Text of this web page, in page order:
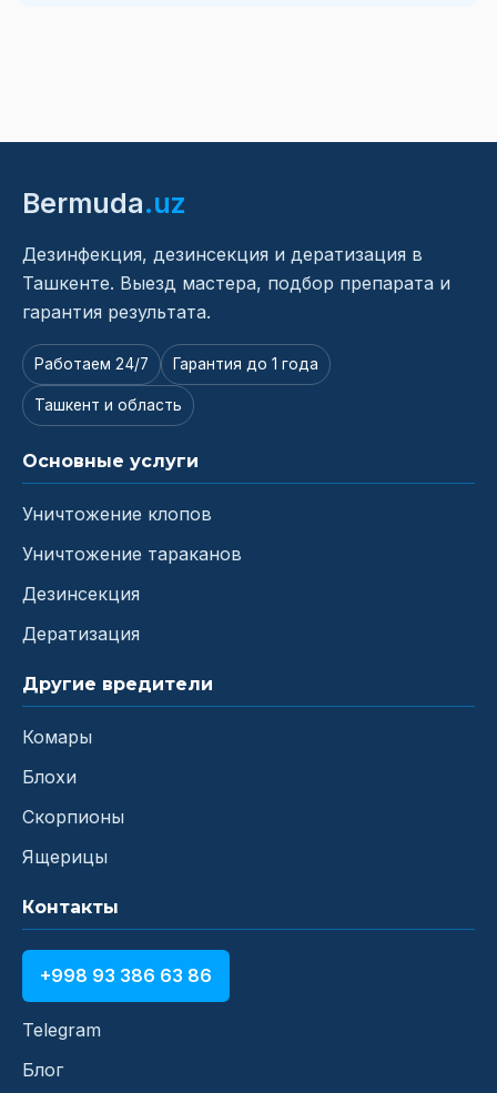
Bermuda.uz
Дезинфекция, дезинсекция и дератизация в
Ташкенте. Выезд мастера, подбор препарата и
гарантия результата.
Работаем 24/7 Гарантия до 1 года
Ташкент и область
Основные услуги
Уничтожение клопов
Уничтожение тараканов
Дезинсекция
Дератизация
Другие вредители
Комары
Блохи
Скорпионы
Ящерицы
Контакты
+998 93 386 63 86
Telegram
Блог